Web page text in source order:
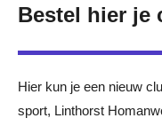
Bestel hier je
Hier kun je een nieuw
sport, Linthorst